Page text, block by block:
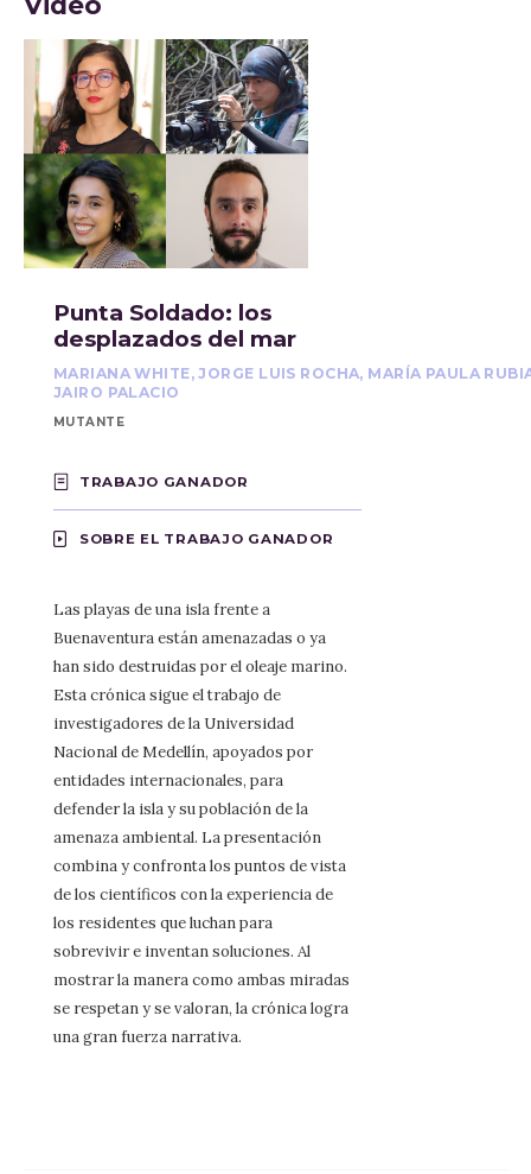
Punta Soldado: los
desplazados del mar
MARIANA WHITE, JORGE LUIS ROCHA, MARÍA PAULA
JAIRO PALACIO
MUTANTE
TRABAJO GANADOR
SOBRE EL TRABAJO GANADOR
Las playas de una isla frente a
Buenaventura están amenazadas o ya
han sido destruidas por el oleaje marino.
Esta crónica sigue el trabajo de
investigadores de la Universidad
Nacional de Medellín, apoyados por
entidades internacionales, para
defender la isla y su población de la
amenaza ambiental. La presentación
combina y confronta los puntos de vista
de los científicos con la experiencia de
los residentes que luchan para
sobrevivir e inventan soluciones. Al
mostrar la manera como ambas miradas
se respetan y se valoran, la crónica logra
una gran fuerza narrativa.